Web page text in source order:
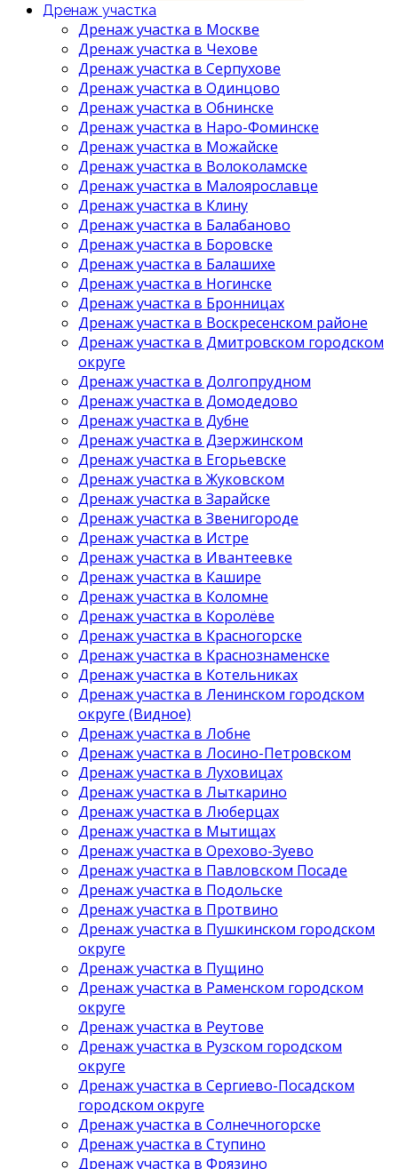
Дренаж участка
Дренаж участка в Москве
Дренаж участка в Чехове
Дренаж участка в Серпухове
Дренаж участка в Одинцово
Дренаж участка в Обнинске
Дренаж участка в Наро-Фоминске
Дренаж участка в Можайске
Дренаж участка в Волоколамске
Дренаж участка в Малоярославце
Дренаж участка в Клину
Дренаж участка в Балабаново
Дренаж участка в Боровске
Дренаж участка в Балашихе
Дренаж участка в Ногинске
Дренаж участка в Бронницах
Дренаж участка в Воскресенском районе
Дренаж участка в Дмитровском городском
округе
Дренаж участка в Долгопрудном
Дренаж участка в Домодедово
Дренаж участка в Дубне
Дренаж участка в Дзержинском
Дренаж участка в Егорьевске
Дренаж участка в Жуковском
Дренаж участка в Зарайске
Дренаж участка в Звенигороде
Дренаж участка в Истре
Дренаж участка в Ивантеевке
Дренаж участка в Кашире
Дренаж участка в Коломне
Дренаж участка в Королёве
Дренаж участка в Красногорске
Дренаж участка в Краснознаменске
Дренаж участка в Котельниках
Дренаж участка в Ленинском городском
округе (Видное)
Дренаж участка в Лобне
Дренаж участка в Лосино-Петровском
Дренаж участка в Луховицах
Дренаж участка в Лыткарино
Дренаж участка в Люберцах
Дренаж участка в Мытищах
Дренаж участка в Орехово-Зуево
Дренаж участка в Павловском Посаде
Дренаж участка в Подольске
Дренаж участка в Протвино
Дренаж участка в Пушкинском городском
округе
Дренаж участка в Пущино
Дренаж участка в Раменском городском
округе
Дренаж участка в Реутове
Дренаж участка в Рузском городском
округе
Дренаж участка в Сергиево-Посадском
городском округе
Дренаж участка в Солнечногорске
Дренаж участка в Ступино
Дренаж участка в Фрязино